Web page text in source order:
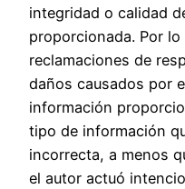
integridad o calidad
proporcionada. Por
reclamaciones de
daños causados por
información
tipo de información
incorrecta, a menos
el autor actuó